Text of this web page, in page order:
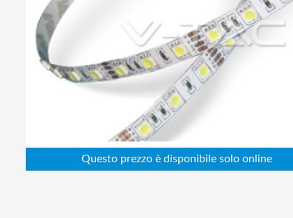
Abbigliamento da lavoro
Alimentatori
Batterie
Elettronica
Edilizia